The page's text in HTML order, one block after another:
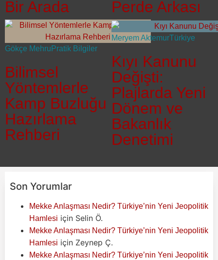
Bir Arada
Perde Arkası
Gökçe Mehru Pratik Bilgiler
Bilimsel
Yöntemlerle
Kamp Buzluğu
Hazırlama
Rehberi
Meryem AktemurTürkiye
Kıyı Kanunu
Değişti:
Plajlarda Yeni
Dönem ve
Bakanlık
Denetimi
Son Yorumlar
Mekke Anlaşması Nedir? Türkiye’nin Yeni Jeopolitik
Hamlesi için Selin Ö.
Mekke Anlaşması Nedir? Türkiye’nin Yeni Jeopolitik
Hamlesi için Zeynep Ç.
Mekke Anlaşması Nedir? Türkiye’nin Yeni Jeopolitik